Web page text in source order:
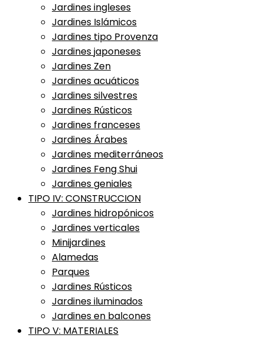
Jardines ingleses
Jardines Islámicos
Jardines tipo Provenza
Jardines japoneses
Jardines Zen
Jardines acuáticos
Jardines silvestres
Jardines Rústicos
Jardines franceses
Jardines Árabes
Jardines mediterráneos
Jardines Feng Shui
Jardines geniales
TIPO IV: CONSTRUCCION
Jardines hidropónicos
Jardines verticales
Minijardines
Alamedas
Parques
Jardines Rústicos
Jardines iluminados
Jardines en balcones
TIPO V: MATERIALES